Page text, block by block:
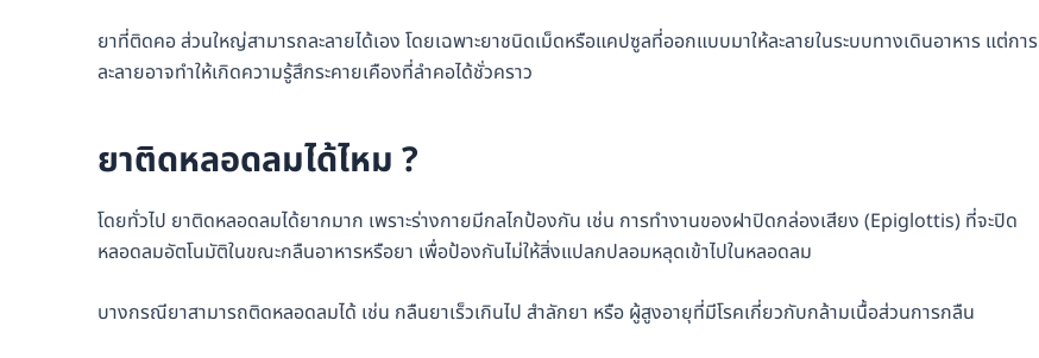
ยาที่ติดคอ ส่วนใหญ่สามารถละลายได้เอง โดยเฉพาะยาชนิดเม็ดหรือแคปซูลที่ออกแบบมาให้ละลายในระบบทางเดินอาหาร แต่การ
ละลายอาจทำให้เกิดความรู้สึกระคายเคืองที่ลำคอได้ชั่วคราว
ยาติดหลอดลมได้ไหม ?
โดยทั่วไป ยาติดหลอดลมได้ยากมาก เพราะร่างกายมีกลไกป้องกัน เช่น การทำงานของฝาปิดกล่องเสียง (Epiglottis) ที่จะปิด
หลอดลมอัตโนมัติในขณะกลืนอาหารหรือยา เพื่อป้องกันไม่ให้สิ่งแปลกปลอมหลุดเข้าไปในหลอดลม
บางกรณียาสามารถติดหลอดลมได้ เช่น กลืนยาเร็วเกินไป สำลักยา หรือ ผู้สูงอายุที่มีโรคเกี่ยวกับกล้ามเนื้อส่วนการกลืน